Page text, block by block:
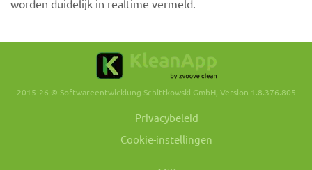
worden duidelijk in realtime vermeld.
2015-26 © Softwareentwicklung Schittkowski GmbH, Version 1.8.376.805
Privacybeleid
Cookie-instellingen